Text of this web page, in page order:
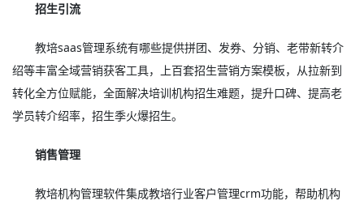
招生引流
教培saas管理系统有哪些提供拼团、发券、分销、老带新转介
绍等丰富全域营销获客工具，上百套招生营销方案模板，从拉新到
转化全方位赋能，全面解决培训机构招生难题，提升口碑、提高老
学员转介绍率，招生季火爆招生。
销售管理
教培机构管理软件集成教培行业客户管理crm功能，帮助机构